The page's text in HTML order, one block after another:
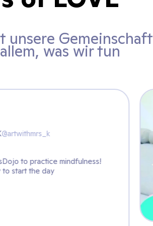
unsere Gemeinschaft
was wir tun
Mrs. K
using @ClassDojo to practice mindfulness!
a great way to start the day